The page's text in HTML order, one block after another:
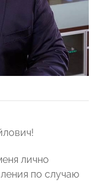
лично
по случаю